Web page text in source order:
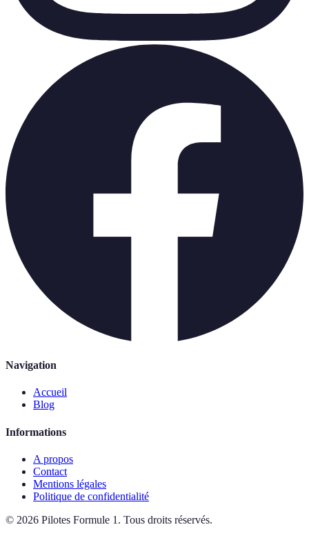
Navigation
Accueil
Blog
Informations
A propos
Contact
Mentions légales
Politique de confidentialité
© 2026 Pilotes Formule 1 . Tous droits réservés.